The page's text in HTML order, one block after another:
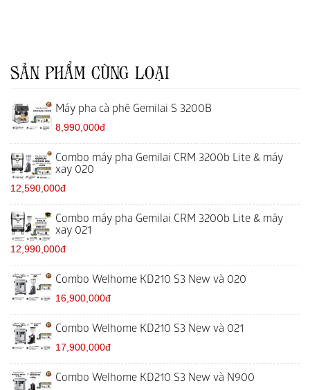
SẢN PHẨM CÙNG LOẠI
Máy pha cà phê Gemilai S 3200B
8,990,000đ
Combo máy pha Gemilai CRM 3200b Lite & máy
xay 020
12,590,000đ
Combo máy pha Gemilai CRM 3200b Lite & máy
xay 021
12,990,000đ
Combo Welhome KD210 S3 New và 020
16,900,000đ
Combo Welhome KD210 S3 New và 021
17,900,000đ
Combo Welhome KD210 S3 New và N900